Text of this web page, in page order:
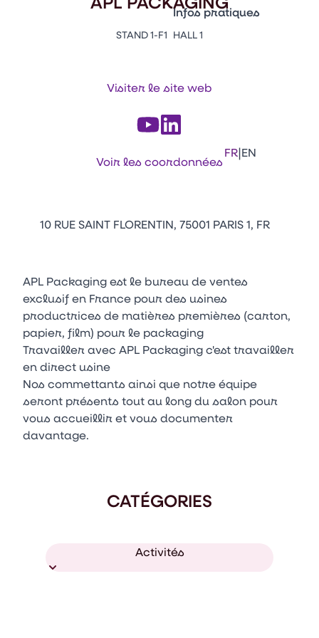
Vitrine Innovations
Emballages
Infos pratiques
Contacts
Appuyez sur Entrée pour
FR|EN
STAND 1-F1 HALL 1
Visiter le site web
Voir les coordonnées
10 RUE SAINT FLORENTIN, 75001 PARIS 1, FR
APL Packaging est le bureau de ventes
exclusif en France pour des usines
productrices de matières premières (carton,
papier, film) pour le packaging
Travailler avec APL Packaging c'est travailler
en direct usine
Nos commettants ainsi que notre équipe
seront présents tout au long du salon pour
vous accueillir et vous documenter
davantage.
CATÉGORIES
Activités